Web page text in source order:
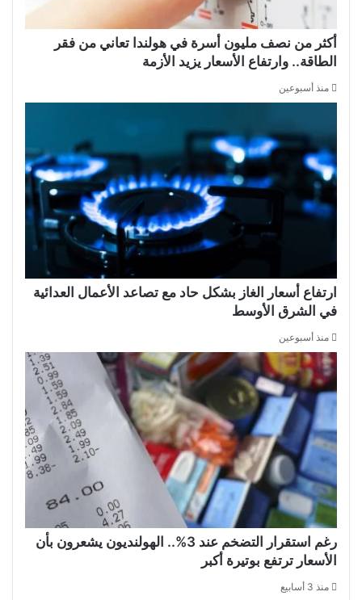
أكثر من نصف مليون أسرة في هولندا تعاني من فقر
الطاقة.. وارتفاع الأسعار يزيد الأزمة
منذ أسبوعين
ارتفاع أسعار الغاز بشكل حاد مع تصاعد الأعمال العدائية
في الشرق الأوسط
منذ أسبوعين
رغم استقرار التضخم عند 3%.. الهولنديون يشعرون بأن
الأسعار ترتفع بوتيرة أكبر
منذ 3 أسابيع